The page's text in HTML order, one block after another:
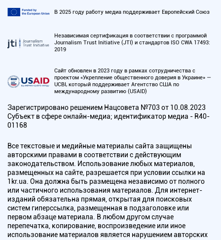
В 2025 году работу медиа поддерживает Европейский Союз
Независимая сертификация в соответствии с программой
Journalism Trust Initiative (JTI) и стандартов ISO CWA 17493:
2019
Сайт обновлен в 2023 году в рамках сотрудничества с
проектом «Укрепление общественного доверия в Украине» —
UCBI, который поддерживает Агентство США по
международному развитию (USAID)
Зарегистрировано решением Нацсовета №703 от 10.08.2023
Субъект в сфере онлайн-медиа; идентификатор медиа - R40-
01168
Все текстовые и медийные материалы сайта защищены
авторскими правами в соответствии с действующим
законодательством. Использование любых материалов,
размещенных на сайте, разрешается при условии ссылки на
1kr.ua. Она должна быть размещена независимо от полного
или частичного использования материалов. Для интернет-
изданий обязательна прямая, открытая для поисковых
систем гиперссылка, размещенная в подзаголовке или
первом абзаце материала. В любом другом случае
перепечатка, копирование, воспроизведение или иное
использование материалов является нарушением авторских